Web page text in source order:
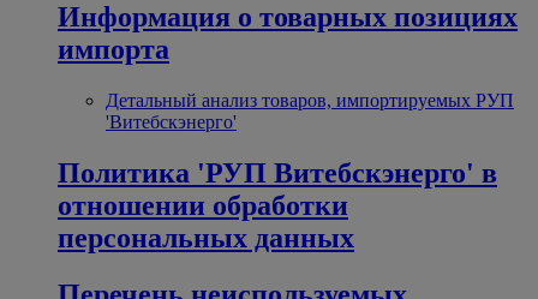
Информация о товарных позициях
импорта
Детальный анализ товаров, импортируемых РУП
'Витебскэнерго'
Политика 'РУП Витебскэнерго' в
отношении обработки
персональных данных